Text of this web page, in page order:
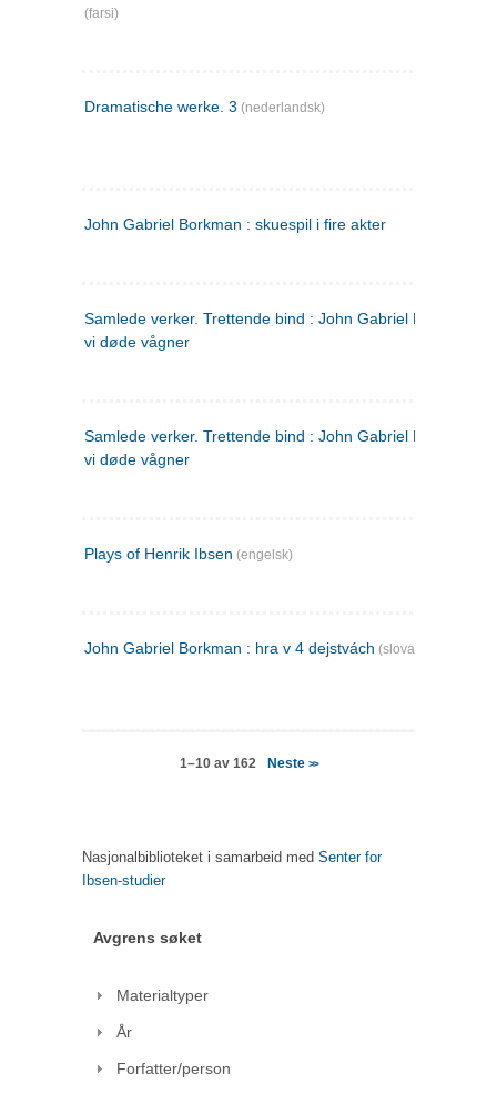
(farsi)
Dramatische werke. 3 (nederlandsk)
John Gabriel Borkman : skuespil i fire akter
Samlede verker. Trettende bind : John Gabriel Borkman ;
vi døde vågner
Samlede verker. Trettende bind : John Gabriel Borkman ;
vi døde vågner
Plays of Henrik Ibsen (engelsk)
John Gabriel Borkman : hra v 4 dejstvách (slovakisk)
1–10 av 162 Neste >>
Nasjonalbiblioteket i samarbeid med Senter for
Ibsen-studier
Avgrens søket
Materialtyper
År
Forfatter/person